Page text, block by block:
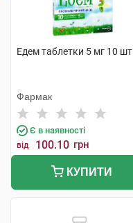
Едем таблетки 5 мг 10 шт
Фармак
Є в наявності
від 100.10 грн
КУПИТИ